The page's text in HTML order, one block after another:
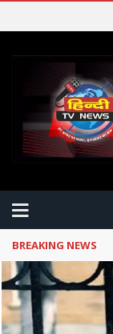
BREAKING NEWS